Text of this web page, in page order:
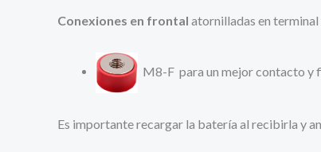
Conexiones en frontal atornilladas en terminal
M8-F para un mejor contacto y
Es importante recargar la batería al recibirla y